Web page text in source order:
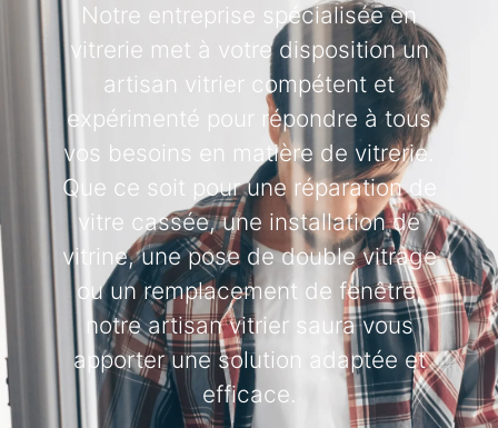
Notre entreprise spécialisée en
vitrerie met à votre disposition un
artisan vitrier compétent et
expérimenté pour répondre à tous
vos besoins en matière de vitrerie.
Que ce soit pour une réparation de
vitre cassée, une installation de
vitrine, une pose de double vitrage
ou un remplacement de fenêtre,
notre artisan vitrier saura vous
apporter une solution adaptée et
efficace.